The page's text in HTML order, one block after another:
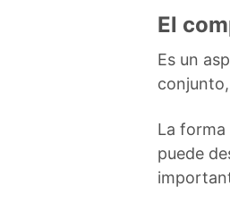
El
Es un
La forma
puede